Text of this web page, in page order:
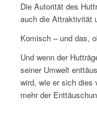
Die Autorität des
auch die Attraktivität
Komisch – und das,
Und wenn der
seiner Umwelt
wird, wie er sich dies
mehr der